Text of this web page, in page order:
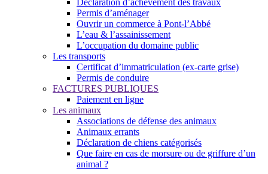
Déclaration d’achèvement des travaux
Permis d’aménager
Ouvrir un commerce à Pont-l’Abbé
L’eau & l’assainissement
L’occupation du domaine public
Les transports
Certificat d’immatriculation (ex-carte grise)
Permis de conduire
FACTURES PUBLIQUES
Paiement en ligne
Les animaux
Associations de défense des animaux
Animaux errants
Déclaration de chiens catégorisés
Que faire en cas de morsure ou de griffure d’un
animal ?